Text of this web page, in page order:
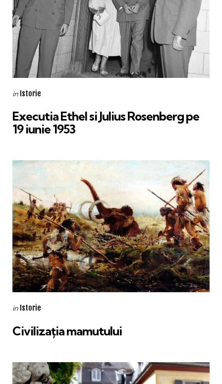
Categories
Posted
in Istorie
Executia Ethel si Julius Rosenberg pe
19 iunie 1953
Categories
Posted
in Istorie
Civilizația mamutului